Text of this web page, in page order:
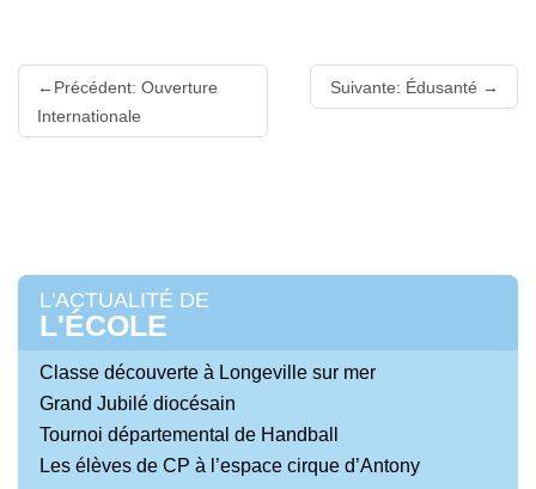
Lire
suite
Précédent: Ouverture
Internationale
Suivante: Édusanté
L'ACTUALITÉ DE
L'ÉCOLE
Classe découverte à Longeville sur mer
Grand Jubilé diocésain
Tournoi départemental de Handball
Les élèves de CP à l’espace cirque d’Antony